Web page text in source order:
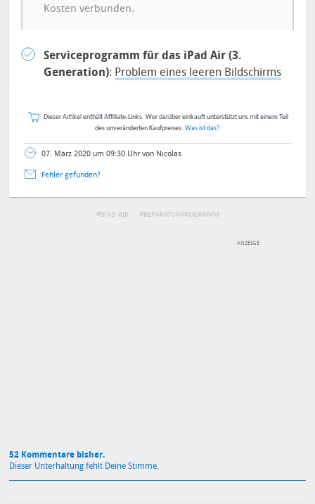
Kosten verbunden.
Serviceprogramm für das iPad Air (3.
Generation): Problem eines leeren Bildschirms
Dieser Artikel enthält Affiliate-Links. Wer darüber einkauft unterstützt uns mit einem Teil
des unveränderten Kaufpreises. Was ist das?
07. März 2020 um 09:30 Uhr von Nicolas
Fehler gefunden?
IPAD AIR REPARATURPROGRAMM
52 Kommentare bisher.
Dieser Unterhaltung fehlt Deine Stimme.